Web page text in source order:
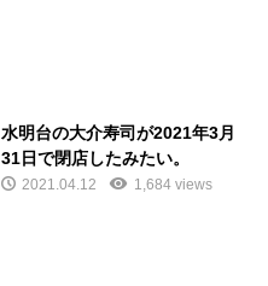
水明台の大介寿司が2021年3月
31日で閉店したみたい。
2021.04.12 1,684 views